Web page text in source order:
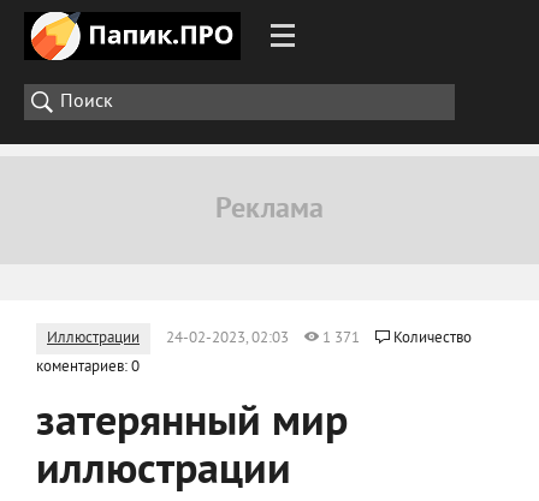
Иллюстрации 24-02-2023, 02:03 1 371
Количество
коментариев: 0
затерянный мир
иллюстрации